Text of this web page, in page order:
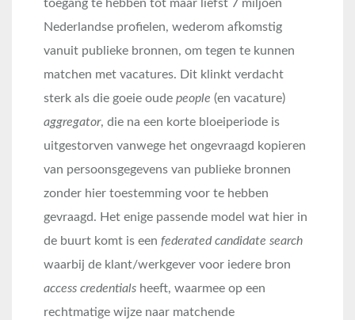
toegang te hebben tot maar liefst 7 miljoen
Nederlandse profielen, wederom afkomstig
vanuit publieke bronnen, om tegen te kunnen
matchen met vacatures. Dit klinkt verdacht
sterk als die goeie oude people (en vacature)
aggregator, die na een korte bloeiperiode is
uitgestorven vanwege het ongevraagd kopieren
van persoonsgegevens van publieke bronnen
zonder hier toestemming voor te hebben
gevraagd. Het enige passende model wat hier in
de buurt komt is een federated candidate search
waarbij de klant/werkgever voor iedere bron
access credentials heeft, waarmee op een
rechtmatige wijze naar matchende